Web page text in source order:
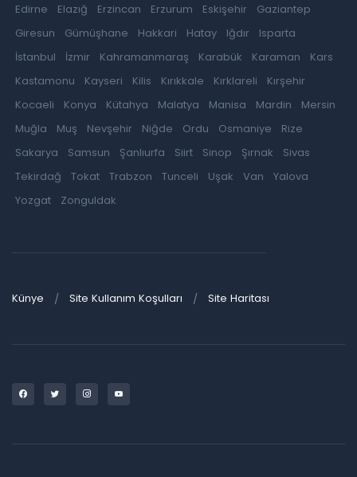
Edirne
Elazığ Erzincan Erzurum Eskişehir
Gaziantep
Giresun
Gümüşhane Hakkari Hatay Iğdır
Isparta
İstanbul
İzmir Kahramanmaraş Karabük Karaman
Kars
Kastamonu
Kayseri Kilis Kırıkkale Kırklareli
Kırşehir
Kocaeli
Konya Kütahya Malatya Manisa Mardin
Mersin
Muğla
Muş Nevşehir Niğde Ordu Osmaniye
Rize
Sakarya
Samsun Şanlıurfa Siirt Sinop Şırnak
Sivas
Tekirdağ
Tokat Trabzon Tunceli Uşak Van
Yalova
Yozgat
Zonguldak
Künye Site Kullanım Koşulları Site Haritası